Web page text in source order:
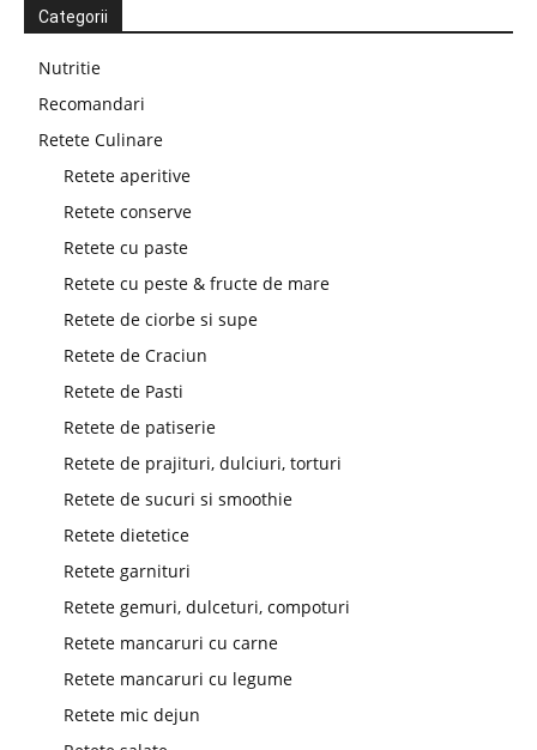
Categorii
Nutritie
Recomandari
Retete Culinare
Retete aperitive
Retete conserve
Retete cu paste
Retete cu peste & fructe de mare
Retete de ciorbe si supe
Retete de Craciun
Retete de Pasti
Retete de patiserie
Retete de prajituri, dulciuri, torturi
Retete de sucuri si smoothie
Retete dietetice
Retete garnituri
Retete gemuri, dulceturi, compoturi
Retete mancaruri cu carne
Retete mancaruri cu legume
Retete mic dejun